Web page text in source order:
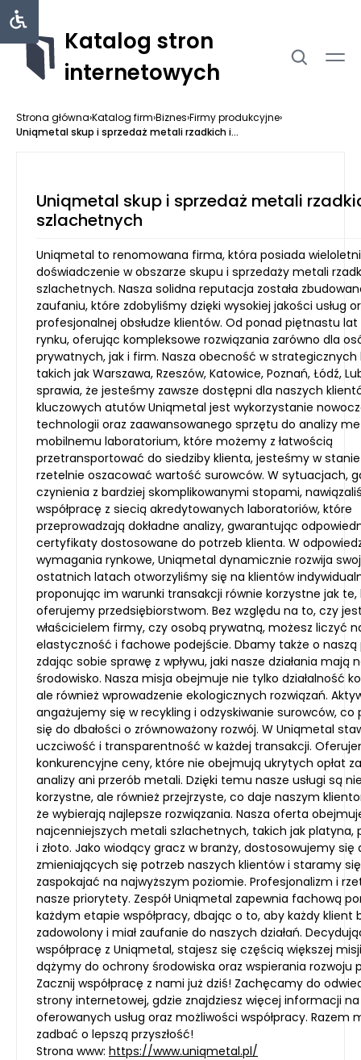
Katalog stron
internetowych
Strona główna›Katalog firm›Biznes›Firmy produkcyjne›
Uniqmetal skup i sprzedaż metali rzadkich i...
Uniqmetal skup i sprzedaż metali
szlachetnych
Uniqmetal to renomowana firma, która posiada
doświadczenie w obszarze skupu i sprzedaży metali
szlachetnych. Nasza solidna reputacja została
zaufaniu, które zdobyliśmy dzięki wysokiej jakości usług
profesjonalnej obsłudze klientów. Od ponad piętnastu lat
rynku, oferując kompleksowe rozwiązania zarówno dla
prywatnych, jak i firm. Nasza obecność w strategicznych
takich jak Warszawa, Rzeszów, Katowice, Poznań, Łódź,
sprawia, że jesteśmy zawsze dostępni dla naszych
kluczowych atutów Uniqmetal jest wykorzystanie
technologii oraz zaawansowanego sprzętu do analizy
mobilnemu laboratorium, które możemy z łatwością
przetransportować do siedziby klienta, jesteśmy w
rzetelnie oszacować wartość surowców. W sytuacjach,
czynienia z bardziej skomplikowanymi stopami,
współpracę z siecią akredytowanych laboratoriów, które
przeprowadzają dokładne analizy, gwarantując
certyfikaty dostosowane do potrzeb klienta. W
wymagania rynkowe, Uniqmetal dynamicznie rozwija
ostatnich latach otworzyliśmy się na klientów
proponując im warunki transakcji równie korzystne jak te,
oferujemy przedsiębiorstwom. Bez względu na to, czy
właścicielem firmy, czy osobą prywatną, możesz liczyć
elastyczność i fachowe podejście. Dbamy także o naszą
zdając sobie sprawę z wpływu, jaki nasze działania mają
środowisko. Nasza misja obejmuje nie tylko działalność
ale również wprowadzenie ekologicznych rozwiązań.
angażujemy się w recykling i odzyskiwanie surowców, co
się do dbałości o zrównoważony rozwój. W Uniqmetal
uczciwość i transparentność w każdej transakcji.
konkurencyjne ceny, które nie obejmują ukrytych opłat
analizy ani przerób metali. Dzięki temu nasze usługi są
korzystne, ale również przejrzyste, co daje naszym
że wybierają najlepsze rozwiązania. Nasza oferta
najcenniejszych metali szlachetnych, takich jak platyna,
i złoto. Jako wiodący gracz w branży, dostosowujemy się
zmieniających się potrzeb naszych klientów i staramy
zaspokajać na najwyższym poziomie. Profesjonalizm i
nasze priorytety. Zespół Uniqmetal zapewnia fachową
każdym etapie współpracy, dbając o to, aby każdy klient
zadowolony i miał zaufanie do naszych działań.
współpracę z Uniqmetal, stajesz się częścią większej
dążymy do ochrony środowiska oraz wspierania rozwoju
Zacznij współpracę z nami już dziś! Zachęcamy do
strony internetowej, gdzie znajdziesz więcej informacji
oferowanych usług oraz możliwości współpracy. Razem
zadbać o lepszą przyszłość!
Strona www: https://www.uniqmetal.pl/